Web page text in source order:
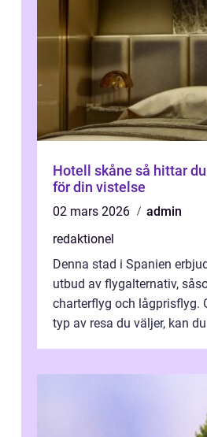
Hotell skåne så hittar du rätt boende
för din vistelse
02 mars 2026
admin
redaktionel
Denna stad i Spanien
utbud av flygalternativ,
charterflyg och lågprisflyg.
typ av resa du väljer, kan